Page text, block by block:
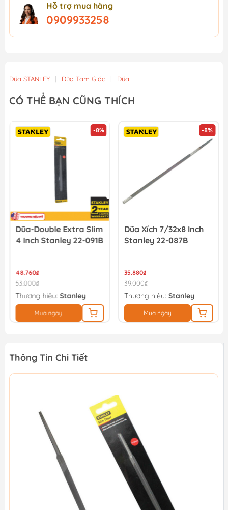
Hỗ trợ mua hàng
0909933258
Dũa STANLEY | Dũa Tam Giác | Dũa
CÓ THỂ BẠN CŨNG THÍCH
-8%
Dũa-Double Extra Slim
4 Inch Stanley 22-091B
48.760₫
53.000₫
Thương hiệu: Stanley
Mua ngay
-8%
Dũa Xích 7/32x8 Inch
Stanley 22-087B
35.880₫
39.000₫
Thương hiệu: Stanley
Mua ngay
Thông Tin Chi Tiết